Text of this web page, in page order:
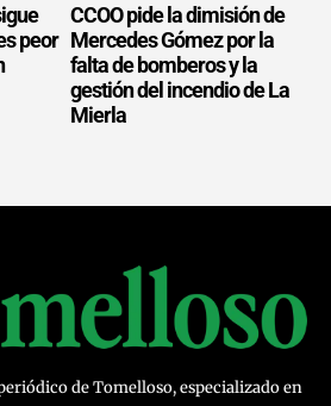
peor
CCOO pide la dimisión de
Mercedes Gómez por la
falta de bomberos y la
gestión del incendio de La
Mierla
de Tomelloso, especializado en